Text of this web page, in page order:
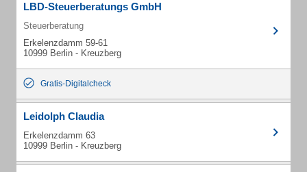
LBD-Steuerberatungs GmbH
Steuerberatung
Erkelenzdamm 59-61
10999 Berlin - Kreuzberg
Gratis-Digitalcheck
Leidolph Claudia
Erkelenzdamm 63
10999 Berlin - Kreuzberg